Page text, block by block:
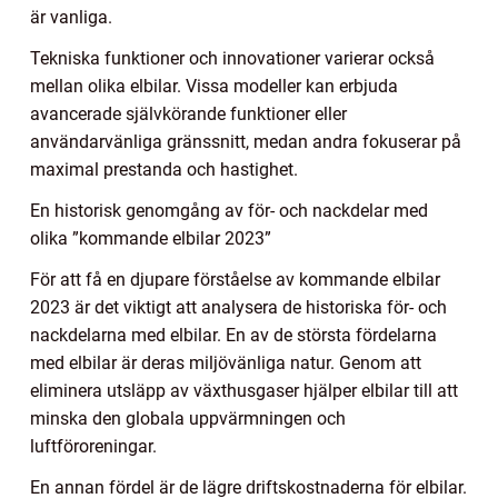
är vanliga.
Tekniska funktioner och innovationer varierar också
mellan olika elbilar. Vissa modeller kan erbjuda
avancerade självkörande funktioner eller
användarvänliga gränssnitt, medan andra fokuserar på
maximal prestanda och hastighet.
En historisk genomgång av för- och nackdelar med
olika ”kommande elbilar 2023”
För att få en djupare förståelse av kommande elbilar
2023 är det viktigt att analysera de historiska för- och
nackdelarna med elbilar. En av de största fördelarna
med elbilar är deras miljövänliga natur. Genom att
eliminera utsläpp av växthusgaser hjälper elbilar till att
minska den globala uppvärmningen och
luftföroreningar.
En annan fördel är de lägre driftskostnaderna för elbilar.